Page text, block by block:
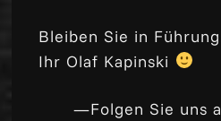
Bleiben Sie in
Ihr Olaf Kapinski
—Folgen Sie uns